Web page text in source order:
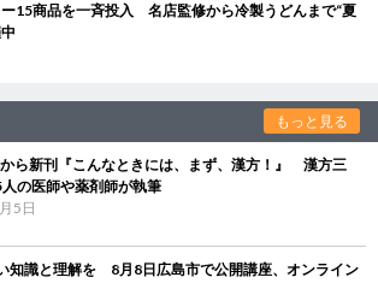
15商品を一斉投入 名店監修から冷製うどんまで“夏
もっと見る
ら新刊『こんなときには、まず、漢方！』 漢方三
の医師や薬剤師が執筆
5日
知識と理解を 8月8日広島市で公開講座、オンライン